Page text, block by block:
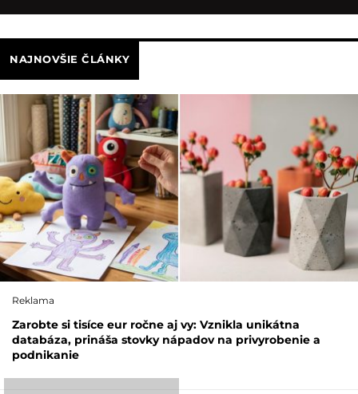
NAJNOVŠIE ČLÁNKY
Reklama
Zarobte si tisíce eur ročne aj vy: Vznikla unikátna
databáza, prináša stovky nápadov na privyrobenie a
podnikanie